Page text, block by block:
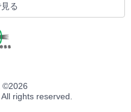
る
©2026
rights reserved.